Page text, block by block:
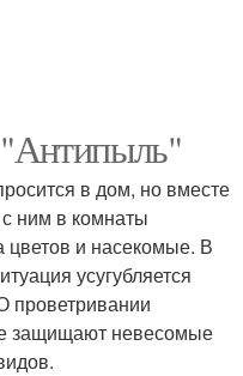
"Антипыль"
в дом, но вместе
с ним в комнаты
цветов и насекомые. В
усугубляется
проветривании
защищают невесомые